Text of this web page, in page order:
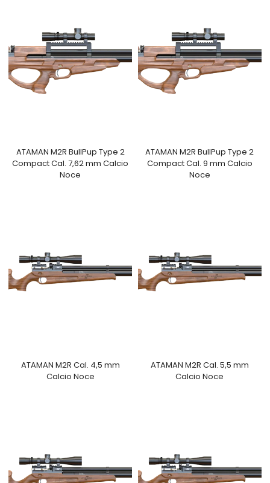
ATAMAN M2R BullPup Type 2
Compact Cal. 7,62 mm Calcio
Noce
ATAMAN M2R BullPup Type 2
Compact Cal. 9 mm Calcio
Noce
ATAMAN M2R Cal. 4,5 mm
Calcio Noce
ATAMAN M2R Cal. 5,5 mm
Calcio Noce